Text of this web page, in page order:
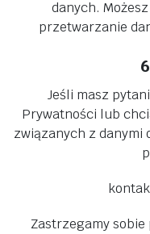
danych.
przetwarzanie
Jeśli masz
Prywatności lub
związanych z danymi
Zastrzegamy